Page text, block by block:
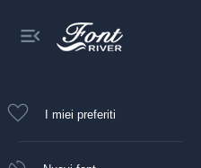
I miei preferiti